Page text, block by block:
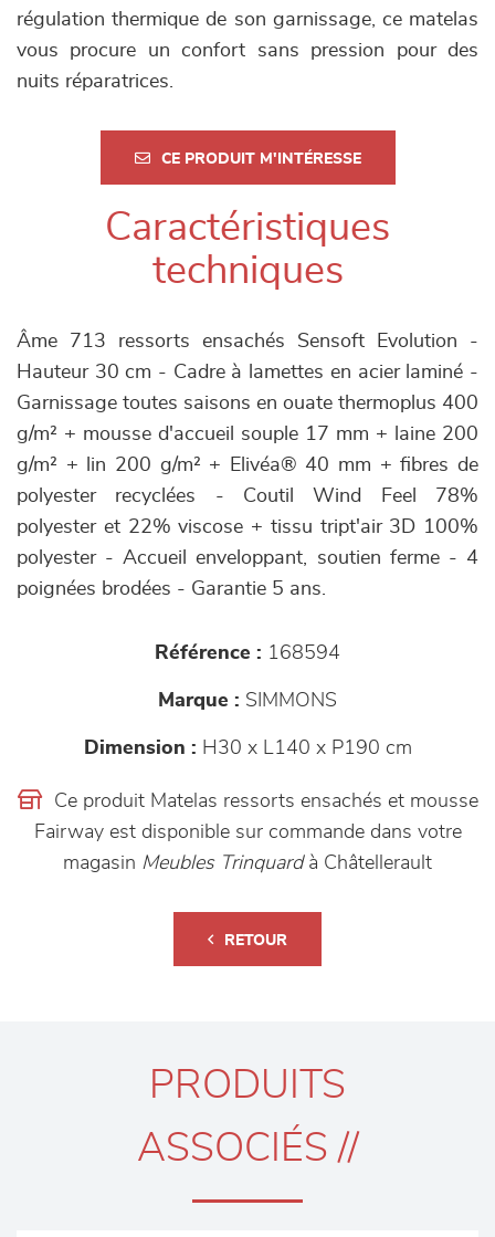
régulation thermique de son garnissage, ce matelas
vous procure un confort sans pression pour des
nuits réparatrices.
CE PRODUIT M'INTÉRESSE
Caractéristiques
techniques
Âme 713 ressorts ensachés Sensoft Evolution -
Hauteur 30 cm - Cadre à lamettes en acier laminé -
Garnissage toutes saisons en ouate thermoplus 400
g/m² + mousse d'accueil souple 17 mm + laine 200
g/m² + lin 200 g/m² + Elivéa® 40 mm + fibres de
polyester recyclées - Coutil Wind Feel 78%
polyester et 22% viscose + tissu tript'air 3D 100%
polyester - Accueil enveloppant, soutien ferme - 4
poignées brodées - Garantie 5 ans.
Référence : 168594
Marque : SIMMONS
Dimension : H30 x L140 x P190 cm
Ce produit Matelas ressorts ensachés et mousse
Fairway est disponible sur commande dans votre
magasin Meubles Trinquard à Châtellerault
RETOUR
PRODUITS
ASSOCIÉS //